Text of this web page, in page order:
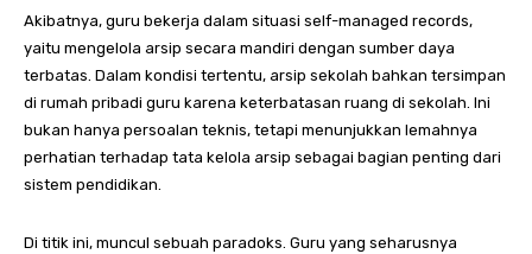
Akibatnya, guru bekerja dalam situasi self-managed records,
yaitu mengelola arsip secara mandiri dengan sumber daya
terbatas. Dalam kondisi tertentu, arsip sekolah bahkan tersimpan
di rumah pribadi guru karena keterbatasan ruang di sekolah. Ini
bukan hanya persoalan teknis, tetapi menunjukkan lemahnya
perhatian terhadap tata kelola arsip sebagai bagian penting dari
sistem pendidikan.
Di titik ini, muncul sebuah paradoks. Guru yang seharusnya